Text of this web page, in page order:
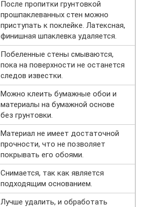
После пропитки грунтовкой
прошпаклеванных стен можно
приступать к поклейке. Латексная,
финишная шпаклевка удаляется.
Побеленные стены смываются,
пока на поверхности не останется
следов известки.
Можно клеить бумажные обои и
материалы на бумажной основе
без грунтовки.
Материал не имеет достаточной
прочности, что не позволяет
покрывать его обоями.
Снимается, так как является
подходящим основанием.
Лучше удалить, и обработать